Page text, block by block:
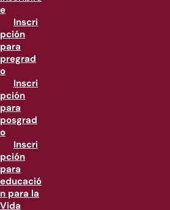
e
Inscri
pción
para
pregrad
o
Inscri
pción
para
posgrad
o
Inscri
pción
para
educació
n para la
Vida